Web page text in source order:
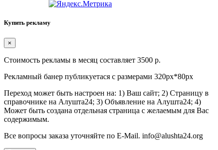
Купить рекламу
×
Стоимость рекламы в месяц составляет 3500 р.
Рекламный банер публикуетася с размерами 320px*80px
Переход может быть настроен на: 1) Ваш сайт; 2) Страницу в
справочнике на Алушта24; 3) Объявление на Алушта24; 4)
Может быть создана отдельная страница с желаемым для Вас
содержимым.
Все вопросы заказа уточняйте по E-Mail. info@alushta24.org